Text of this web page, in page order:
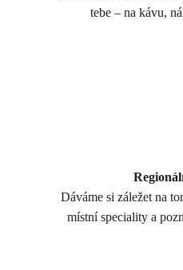
tebe – na kávu,
Dáváme si záležet na
místní speciality a